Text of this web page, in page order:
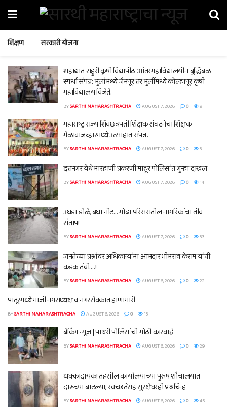
शिक्षण सरकारी योजना
शहाद्यात राहुरी कृषी विद्यापीठ आंतरमहाविद्यालयीन बुद्धिबळ
स्पर्धा संपन्न; मुलांमध्ये जैनपूर तर मुलींमध्ये कोल्हापूर कृषी
महाविद्यालय विजेते.
BYSARTHI MAHARASHTRACHA AUGUST 7, 2026 0 9
महाराष्ट्र राज्य शिवछत्रपती शिक्षक संघटनेचा शिक्षक
मेळावाजव्हारमध्ये उत्साहात संपन्न.
BYSARTHI MAHARASHTRACHA AUGUST 7, 2026 0 3
दत्तनगर येथे मारहाणी प्रकरणी माहूर पोलिसांत गुन्हा दाखल
BYSARTHI MAHARASHTRACHA AUGUST 7, 2026 0 14
उघडा डोळे, बघा नीट… मोढा परिसरातील नागरिकांचा तीव्र
संताप!
BYSARTHI MAHARASHTRACHA AUGUST 7, 2026 0 33
जनतेच्या प्रश्नांवर अधिकाऱ्यांना आमदार भीमराव केराम यांची
कडक तंबी….!
BYSARTHI MAHARASHTRACHA AUGUST 6, 2026 0 22
पातूरमध्ये माजी नगराध्यक्ष व नगरसेवकात हाणामारी
BYSARTHI MAHARASHTRACHA AUGUST 6, 2026 0 13
ब्रेकिंग न्यूज | पाथरी पोलिसांची मोठी कारवाई
BYSARTHI MAHARASHTRACHA AUGUST 6, 2026 0 29
धक्कादायक! तहसील कार्यालयाच्या पुरुष शौचालयात
दारूच्या बाटल्या; स्वच्छतेसह सुरक्षेवरही प्रश्नचिन्ह
BYSARTHI MAHARASHTRACHA AUGUST 6, 2026 0 45